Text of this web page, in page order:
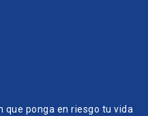
que ponga en riesgo tu vida